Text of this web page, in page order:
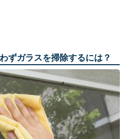
ずガラスを掃除するには？